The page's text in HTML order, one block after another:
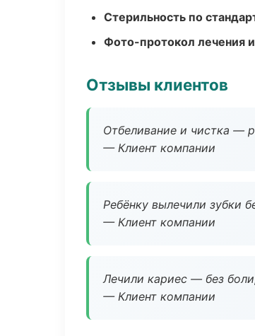
Стерильность по
Фото-протокол лечения
Отзывы клиентов
Отбеливание и чистка —
— Клиент компании
Ребёнку вылечили зубки
— Клиент компании
Лечили кариес — без
— Клиент компании